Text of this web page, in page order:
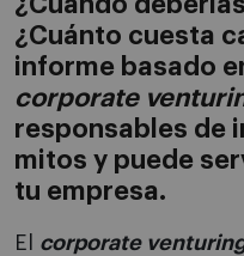
¿Cuánto cuesta
informe basado
corporate
responsables de
mitos y puede
tu empresa.
El corporate